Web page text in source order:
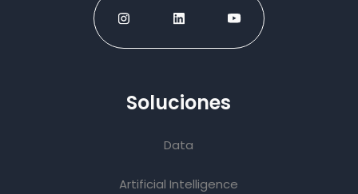
Soluciones
Data
Artificial Intelligence